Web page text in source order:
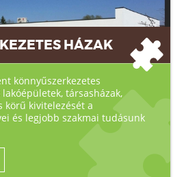
HÁZAK
könnyűszerkezetes
társasházak,
körű kivitelezését a
és legjobb szakmai tudásunk